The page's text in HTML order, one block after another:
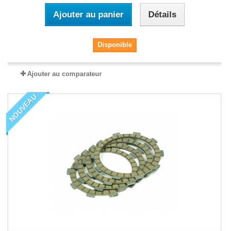
Ajouter au panier Détails
Disponible
Ajouter au comparateur
NOUVEAU